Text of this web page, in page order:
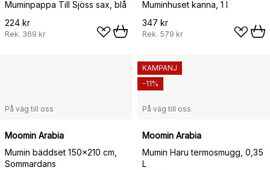
Muminpappa Till Sjöss sax, blå
224 kr
Rek. 369 kr
Muminhuset kanna, 1 l
347 kr
Rek. 579 kr
På väg till oss
Moomin Arabia
Mumin bäddset 150x210 cm,
Sommardans
På väg till oss
Moomin Arabia
Mumin Haru termosmugg, 0,35
L
KAMPANJ
-11%